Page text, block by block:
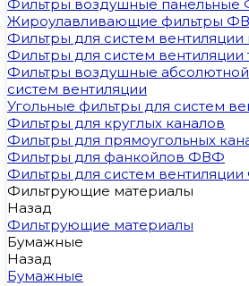
Фильтры воздушные панельные
Жироулавливающие фильтры
Фильтры для систем вентиляции
Фильтры для систем вентиляции
Фильтры воздушные
систем вентиляции
Угольные фильтры для систем
Фильтры для круглых каналов
Фильтры для прямоугольных
Фильтры для фанкойлов ФВФ
Фильтры для систем
Фильтрующие материалы
Назад
Фильтрующие материалы
Бумажные
Назад
Бумажные